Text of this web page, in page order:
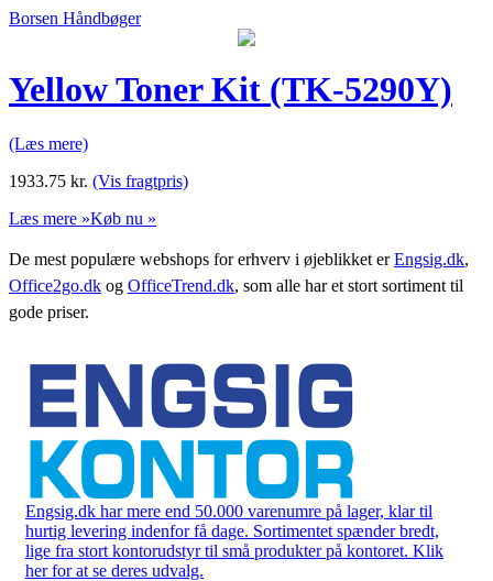
Borsen Håndbøger
Yellow Toner Kit (TK-5290Y)
(Læs mere)
1933.75 kr. (Vis fragtpris)
Læs mere »Køb nu »
De mest populære webshops for erhverv i øjeblikket erEngsig.dk,
Office2go.dk og OfficeTrend.dk, som alle har et stort sortiment til
gode priser.
Engsig.dk har mere end 50.000 varenumre på lager, klar til
hurtig levering indenfor få dage. Sortimentet spænder bredt,
lige fra stort kontorudstyr til små produkter på kontoret. Klik
her for at se deres udvalg.